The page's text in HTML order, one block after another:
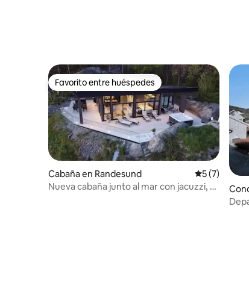
Favorito entre huéspedes
Favorito entre huéspedes
Cabaña en Randesund Calificación
5 (7)
Nueva cabaña junto al mar con jacuzzi, a